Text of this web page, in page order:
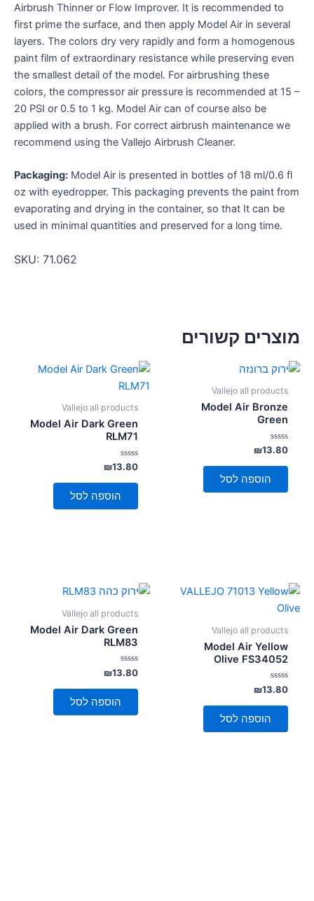
Airbrush Thinner or Flow Improver. It is recommended to
first prime the surface, and then apply Model Air in several
layers. The colors dry very rapidly and form a homogenous
paint film of extraordinary resistance while preserving even
the smallest detail of the model. For airbrushing these
colors, the compressor air pressure is recommended at 15 –
20 PSI or 0.5 to 1 kg. Model Air can of course also be
applied with a brush. For correct airbrush maintenance we
recommend using the Vallejo Airbrush Cleaner.
Packaging: Model Air is presented in bottles of 18 ml/0.6 fl
oz with eyedropper. This packaging prevents the paint from
evaporating and drying in the container, so that It can be
used in minimal quantities and preserved for a long time.
SKU: 71.062
מוצרים קשורים
Vallejo all products
Model Air Bronze
Green
דורג
0
מתוך
₪13.80
הוספה לסל
Vallejo all products
Model Air Dark Green
RLM71
דורג
0
מתוך
₪13.80
הוספה לסל
Vallejo all products
Model Air Yellow
Olive FS34052
דורג
0
מתוך
₪13.80
הוספה לסל
Vallejo all products
Model Air Dark Green
RLM83
דורג
0
מתוך
₪13.80
הוספה לסל